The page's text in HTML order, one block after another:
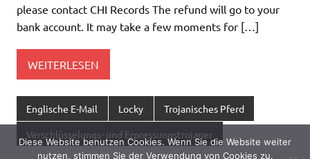
please contact CHI Records The refund will go to your
bank account. It may take a few moments for […]
WEITERLESEN
Englische E-Mail Locky Trojanisches Pferd
Verschlüsselungs- und Erpressungstrojaner
Diese Website benutzen Cookies. Wenn Sie die Website weiter
nutzen, stimmen Sie der Verwendung von Cookies zu.